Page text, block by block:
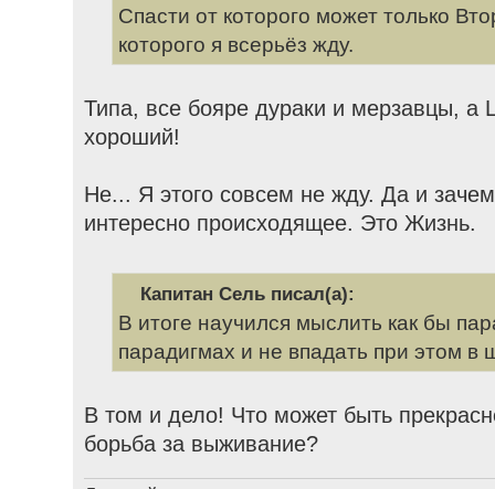
Спасти от которого может только
которого я всерьёз жду.
Типа, все бояре дураки и мерзавцы,
хороший!
Не... Я этого совсем не жду. Да и
интересно происходящее. Это Жизнь.
Капитан Сель писал(а):
В итоге научился мыслить как бы
парадигмах и не впадать при этом
В том и дело! Что может быть
борьба за выживание?